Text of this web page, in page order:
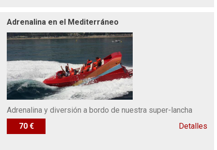
Adrenalina en el Mediterráneo
Adrenalina y diversión a bordo de nuestra super-lancha
70 €
Detalles